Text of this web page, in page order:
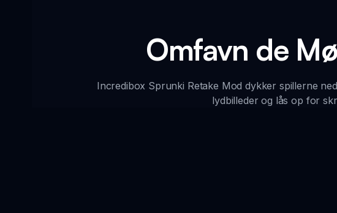
Omfavn de
Incredibox Sprunki Retake Mod dykker spillerne
lydbilleder og lås op for